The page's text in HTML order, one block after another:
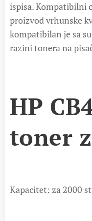
ispisa. Kompatibilni
proizvod vrhunske
kompatibilan je sa
razini tonera na
HP
toner
Kapacitet: za 2000